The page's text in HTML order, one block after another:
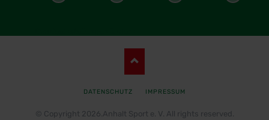
NAVIGATION
ÜBERSPRINGEN
DATENSCHUTZ IMPRESSUM
© Copyright 2026.Anhalt Sport e. V. All rights reserved.